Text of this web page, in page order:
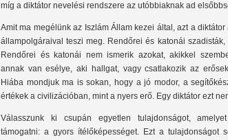
míg a diktátor nevelési rendszere az utóbbiaknak ad
Amit ma megélünk az Iszlám Állam kezei által, azt a
állampolgáraival teszi meg. Rendőrei és katonái
Rendőrei és katonái nem ismerik azokat, akikkel
annak van esélye, aki hallgat, vagy csatlakozik az
Hiába mondjuk ma is sokan, hogy a jó modor, a
értékek a civilizációban, mint a nyers erő. Egy diktátor ezt
Válasszunk ki csupán egyetlen tulajdonságot,
támogatni: a gyors ítélőképességet. Ezt a tulajdonságot